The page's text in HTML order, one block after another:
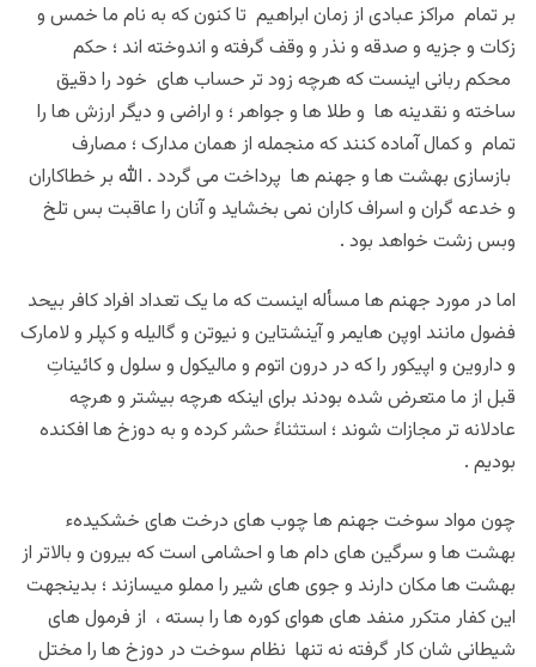
بر تمام مراکز عبادی از زمان ابراهیم تا کنون که به نام ما خمس و
زکات و جزیه و صدقه و نذر و وقف گرفته و اندوخته اند ؛ حکم
محکم ربانی اینست که هرچه زود تر حساب های خود را دقیق
ساخته و نقدینه ها و طلا ها و جواهر ؛ و اراضی و دیگر ارزش ها را
تمام و کمال آماده کنند که منجمله از همان مدارک ؛ مصارف
بازسازی بهشت ها و جهنم ها پرداخت می گردد . الله بر خطاکاران
و خدعه گران و اسراف کاران نمی بخشاید و آنان را عاقبت بس تلخ
وبس زشت خواهد بود .
اما در مورد جهنم ها مسأله اینست که ما یک تعداد افراد کافر بیحد
فضول مانند اوپن هایمر و آینشتاین و نیوتن و گالیله و کپلر و لامارک
و داروین و اپیکور را که در درون اتوم و مالیکول و سلول و کائیناتِ
قبل از ما متعرض شده بودند برای اینکه هرچه بیشتر و هرچه
عادلانه تر مجازات شوند ؛ استثناءً حشر کرده و به دوزخ ها افکنده
بودیم .
چون مواد سوخت جهنم ها چوب های درخت های خشکیدهء
بهشت ها و سرگین های دام ها و احشامی است که بیرون و بالاتر از
بهشت ها مکان دارند و جوی های شیر را مملو میسازند ؛ بدینجهت
این کفار متکرر منفد های هوای کوره ها را بسته ، از فرمول های
شیطانی شان کار گرفته نه تنها نظام سوخت در دوزخ ها را مختل